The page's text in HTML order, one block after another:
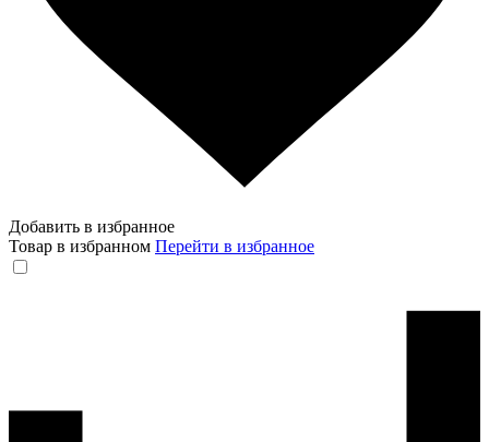
Добавить в избранное
Товар в избранном Перейти в избранное